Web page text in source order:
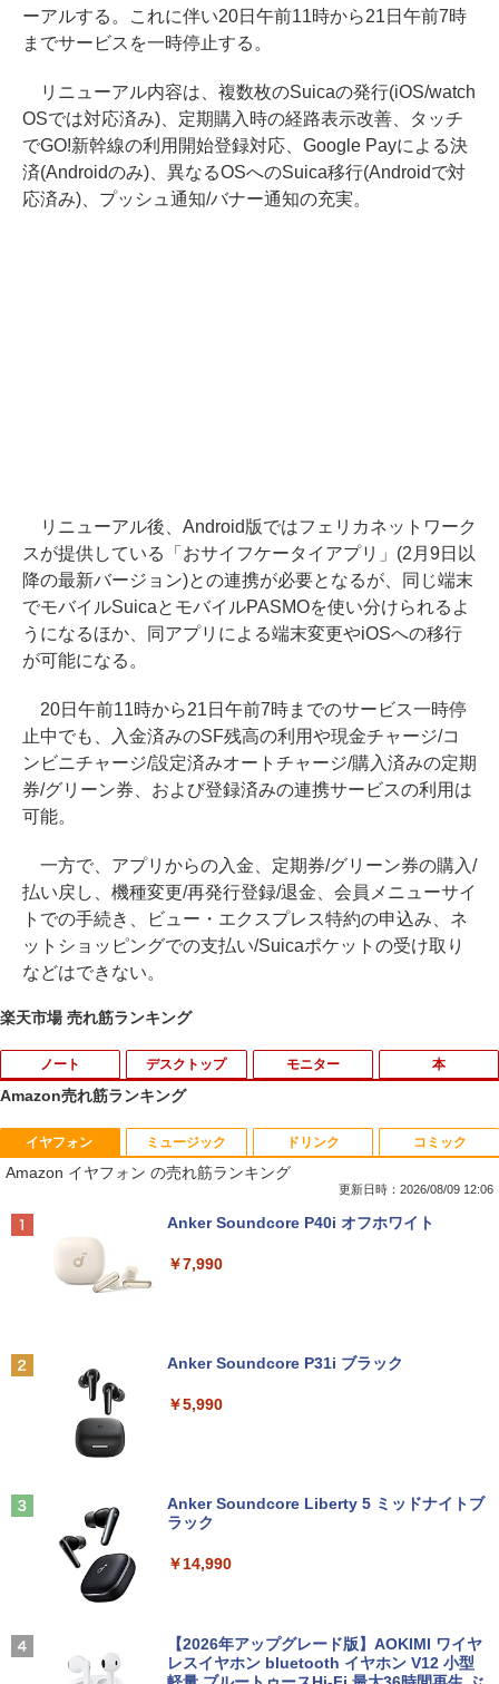
ーアルする。これに伴い20日午前11時から21日午前7時
までサービスを一時停止する。
リニューアル内容は、複数枚のSuicaの発行(iOS/watch
OSでは対応済み)、定期購入時の経路表示改善、タッチ
でGO!新幹線の利用開始登録対応、Google Payによる決
済(Androidのみ)、異なるOSへのSuica移行(Androidで対
応済み)、プッシュ通知/バナー通知の充実。
リニューアル後、Android版ではフェリカネットワーク
スが提供している「おサイフケータイアプリ」(2月9日以
降の最新バージョン)との連携が必要となるが、同じ端末
でモバイルSuicaとモバイルPASMOを使い分けられるよ
うになるほか、同アプリによる端末変更やiOSへの移行
が可能になる。
20日午前11時から21日午前7時までのサービス一時停
止中でも、入金済みのSF残高の利用や現金チャージ/コ
ンビニチャージ/設定済みオートチャージ/購入済みの定期
券/グリーン券、および登録済みの連携サービスの利用は
可能。
一方で、アプリからの入金、定期券/グリーン券の購入/
払い戻し、機種変更/再発行登録/退金、会員メニューサイ
トでの手続き、ビュー・エクスプレス特約の申込み、ネ
ットショッピングでの支払い/Suicaポケットの受け取り
などはできない。
楽天市場 売れ筋ランキング
ノート
1
8月5日限定10倍＆抽選10000P！｜2021
年モデル！高性能ノートパソコン Windo
ws11 富士通 LIFEBOOK A5511 第11世
起動新品SSD2TB テンキー内蔵 15.6型大
Microsoftoffice2024可 送料無料 WIFI
ndows11 Pro Office 2024付き メモリ16
￥21,980
ore i3-8130U 第8世代 Microsoft Office
付き Windows11 東芝 dynabook B65
ノートパソコン 中古 PC パソコン 中古ノ
デスクトップ
1
R309-Apple Mac mini A1347 1点 MacO
S Catalina 10.15.7/CPU Core i5-4260U/
メモリ 4GB/SATA 500GB intel HD Grap
★送料無料【中古動作品】
￥6,480
2
中古パソコン | NEC | Mate MRL36L-5 |
Windows11 | デスクトップ | 一年保証 |
Hz | MEM:8GB | SSD:256GB(新品) | DV
ャンス】GMKtec G5S ミニpc 【Intel N
FI6 Bluetooth5.2 4K 2画面出力 デスク
トップPC NucBox みにpc 省エネ オフィ
ス
モニター
1
【中古良品】【安心保証】Princeton 21.
5型ワイドカラー液晶ディスプレイ PTF
WDE-22W / PTFBDE-22W ブラック/ ホ
21.5型〜27型ワイド 【HDMI対応 / FULL
HD解像度】 大手メーカー液晶 (Dell/HP/
witch PS4 PS5対応 【整備済み中古品】
【選べる2色 コスパ抜群】モバイルモニ
光沢IPS パネル Type-C対応 miniHDMI V
￥8,999
本
1 YOGAポーズの教科書 [ 綿本彰 ]
￥19,118
￥19,800
BOOK （講談社 MOOK） [ 講談社 ]
Amazon売れ筋ランキング
イヤフォン
Amazon イヤフォン の売れ筋ランキング
更新日時：2026/08/09 12:06
Anker Soundcore P40i オフホワイト
￥7,990
Anker Soundcore P31i ブラック
￥5,990
Anker Soundcore Liberty 5 ミッドナイトブ
ラック
￥14,990
【2026年アップグレード版】AOKIMI ワイヤ
レスイヤホン bluetooth イヤホン V12 小型
ミュージック ドリンク コミック